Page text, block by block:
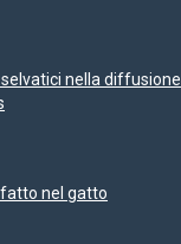
nella diffusione
nel gatto